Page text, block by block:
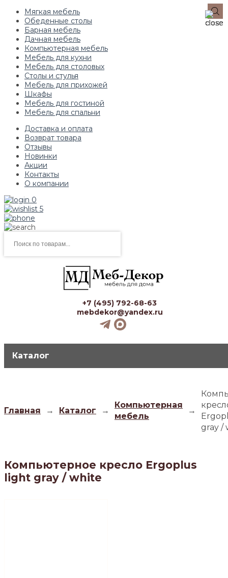
Мягкая мебель
Обеденные столы
Барная мебель
Дачная мебель
Компьютерная мебель
Мебель для кухни
Мебель для столовых
Столы и стулья
Мебель для прихожей
Шкафы
Мебель для гостиной
Мебель для спальни
Доставка и оплата
Возврат товара
Отзывы
Новинки
Акции
Контакты
О компании
0
5
товаров
+7 (495) 792-68-63
mebdekor@yandex.ru
Каталог
Главная → Каталог →
Компьютерная
мебель
→
gray /
Компьютерное кресло Ergoplus
light gray / white